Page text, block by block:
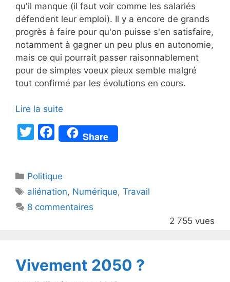
qu'il manque (il faut voir comme les salariés
défendent leur emploi). Il y a encore de grands
progrès à faire pour qu'on puisse s'en satisfaire,
notamment à gagner un peu plus en autonomie,
mais ce qui pourrait passer raisonnablement
pour de simples voeux pieux semble malgré
tout confirmé par les évolutions en cours.
Lire la suite
T
er
F
a
e
b
o
Share
Catégories
Politique
Étiquettes
aliénation, Numérique,Travail
8 commentaires
2 755 vues
Vivement 2050 ?